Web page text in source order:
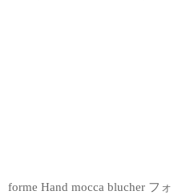
forme Hand mocca blucher フォ